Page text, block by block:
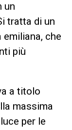
un
tratta di un
che
più
a titolo
massima
per le